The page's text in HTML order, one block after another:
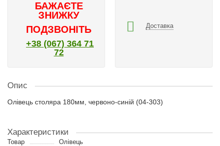
БАЖАЄТЕ
ЗНИЖКУ
ПОДЗВОНІТЬ
+38 (067) 364 71
72
Доставка
Опис
Олівець столяра 180мм, червоно-синій (04-303)
Характеристики
Товар Олівець